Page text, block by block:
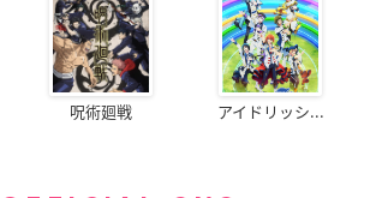
呪術廻戦 アイドリッシ...